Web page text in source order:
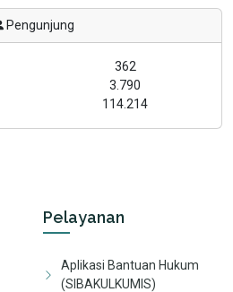
Pengunjung
362
3.790
114.214
Pelayanan
Aplikasi Bantuan Hukum
(SIBAKULKUMIS)